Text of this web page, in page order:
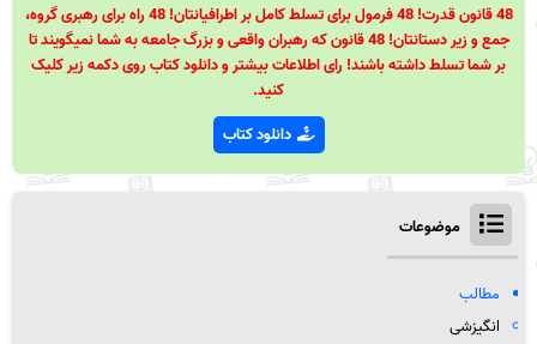
48 قانون قدرت! 48 فرمول برای تسلط کامل بر اطرافیانتان! 48 راه برای رهبری گروه،
جمع و زیر دستانتان! 48 قانون که رهبران واقعی و بزرگ جامعه به شما نمیگویند تا
بر شما تسلط داشته باشند! رای اطلاعات بیشتر و دانلود کتاب روی دکمه زیر کلیک
کنید.
دانلود کتاب
موضوعات
مطالب
انگیزشی